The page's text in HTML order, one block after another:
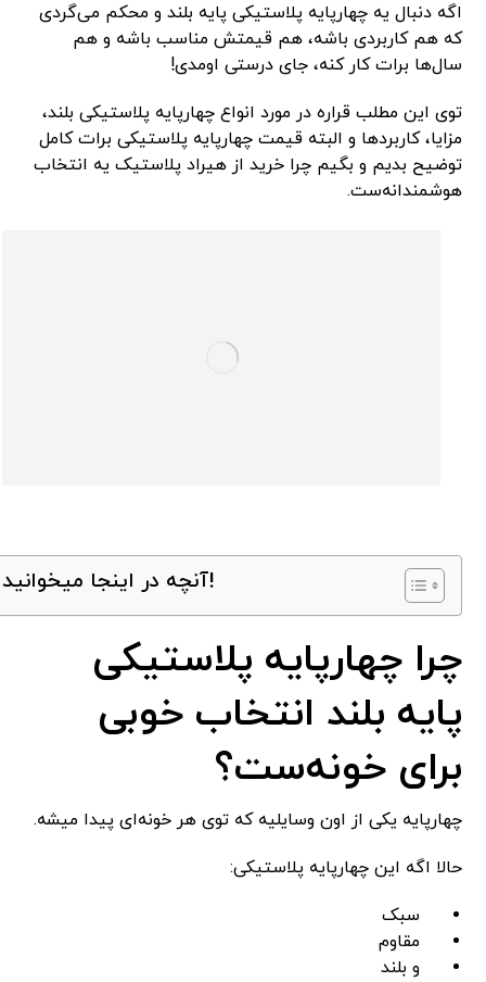
اگه دنبال یه چهارپایه پلاستیکی پایه بلند و محکم می‌گردی
که هم کاربردی باشه، هم قیمتش مناسب باشه و هم
سال‌ها برات کار کنه، جای درستی اومدی!
توی این مطلب قراره در مورد انواع چهارپایه پلاستیکی بلند،
مزایا، کاربردها و البته قیمت چهارپایه پلاستیکی برات کامل
توضیح بدیم و بگیم چرا خرید از هیراد پلاستیک یه انتخاب
هوشمندانه‌ست.
آنچه در اینجا میخوانید!
چرا چهارپایه پلاستیکی
پایه بلند انتخاب خوبی
برای خونه‌ست؟
چهارپایه یکی از اون وسایلیه که توی هر خونه‌ای پیدا میشه.
حالا اگه این چهارپایه پلاستیکی:
سبک
مقاوم
و بلند